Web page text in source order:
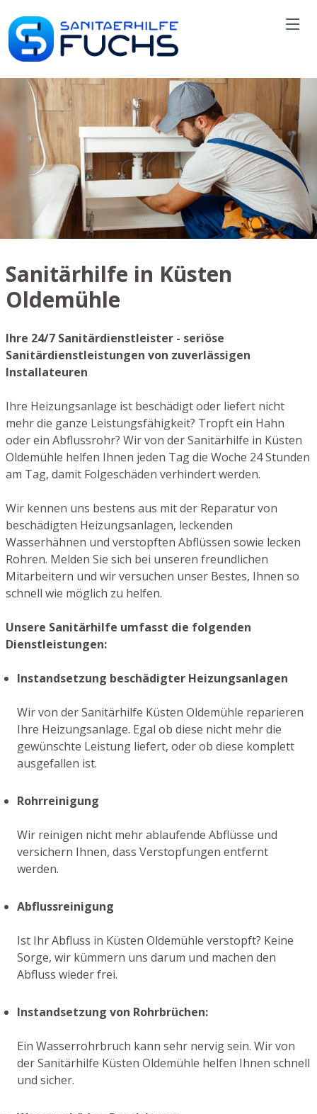
Sanitärhilfe in Küsten
Oldemühle
Ihre 24/7 Sanitärdienstleister - seriöse
Sanitärdienstleistungen von zuverlässigen
Installateuren
Ihre Heizungsanlage ist beschädigt oder liefert nicht
mehr die ganze Leistungsfähigkeit? Tropft ein Hahn
oder ein Abflussrohr? Wir von der Sanitärhilfe in Küsten
Oldemühle helfen Ihnen jeden Tag die Woche 24 Stunden
am Tag, damit Folgeschäden verhindert werden.
Wir kennen uns bestens aus mit der Reparatur von
beschädigten Heizungsanlagen, leckenden
Wasserhähnen und verstopften Abflüssen sowie lecken
Rohren. Melden Sie sich bei unseren freundlichen
Mitarbeitern und wir versuchen unser Bestes, Ihnen so
schnell wie möglich zu helfen.
Unsere Sanitärhilfe umfasst die folgenden
Dienstleistungen:
Instandsetzung beschädigter Heizungsanlagen
Wir von der Sanitärhilfe Küsten Oldemühle reparieren
Ihre Heizungsanlage. Egal ob diese nicht mehr die
gewünschte Leistung liefert, oder ob diese komplett
ausgefallen ist.
Rohrreinigung
Wir reinigen nicht mehr ablaufende Abflüsse und
versichern Ihnen, dass Verstopfungen entfernt
werden.
Abflussreinigung
Ist Ihr Abfluss in Küsten Oldemühle verstopft? Keine
Sorge, wir kümmern uns darum und machen den
Abfluss wieder frei.
Instandsetzung von Rohrbrüchen:
Ein Wasserrohrbruch kann sehr nervig sein. Wir von
der Sanitärhilfe Küsten Oldemühle helfen Ihnen schnell
und sicher.